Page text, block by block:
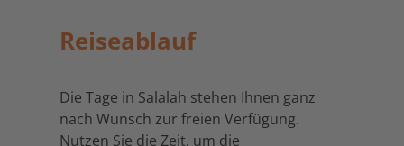
Reiseablauf
Die Tage in Salalah stehen Ihnen ganz
nach Wunsch zur freien Verfügung.
Nutzen Sie die Zeit, um die